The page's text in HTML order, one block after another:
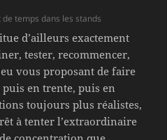
temps dans les stands
d’ailleurs exactement
tester, recommencer,
vous proposant de faire
en trente, puis en
toujours plus réalistes,
à tenter l’extraordinaire